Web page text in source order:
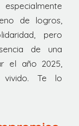
de logros,
pero
de una
el año 2025,
vivido. Te lo